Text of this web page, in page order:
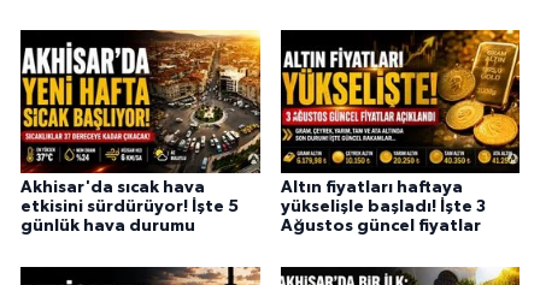
Akhisar'da sıcak hava
etkisini sürdürüyor! İşte 5
günlük hava durumu
Altın fiyatları haftaya
yükselişle başladı! İşte 3
Ağustos güncel fiyatlar